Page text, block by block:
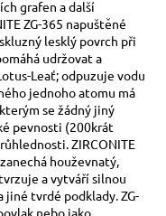
grafen a další
ZG-365 napuštěné
lesklý povrch při
udržovat a
Leať; odpuzuje vodu
jednoho atomu má
se žádný jiný
pevnosti (200krát
ZIRCONITE
houževnatý,
a vytváří silnou
tvrdé podklady. ZG-
nebo jako